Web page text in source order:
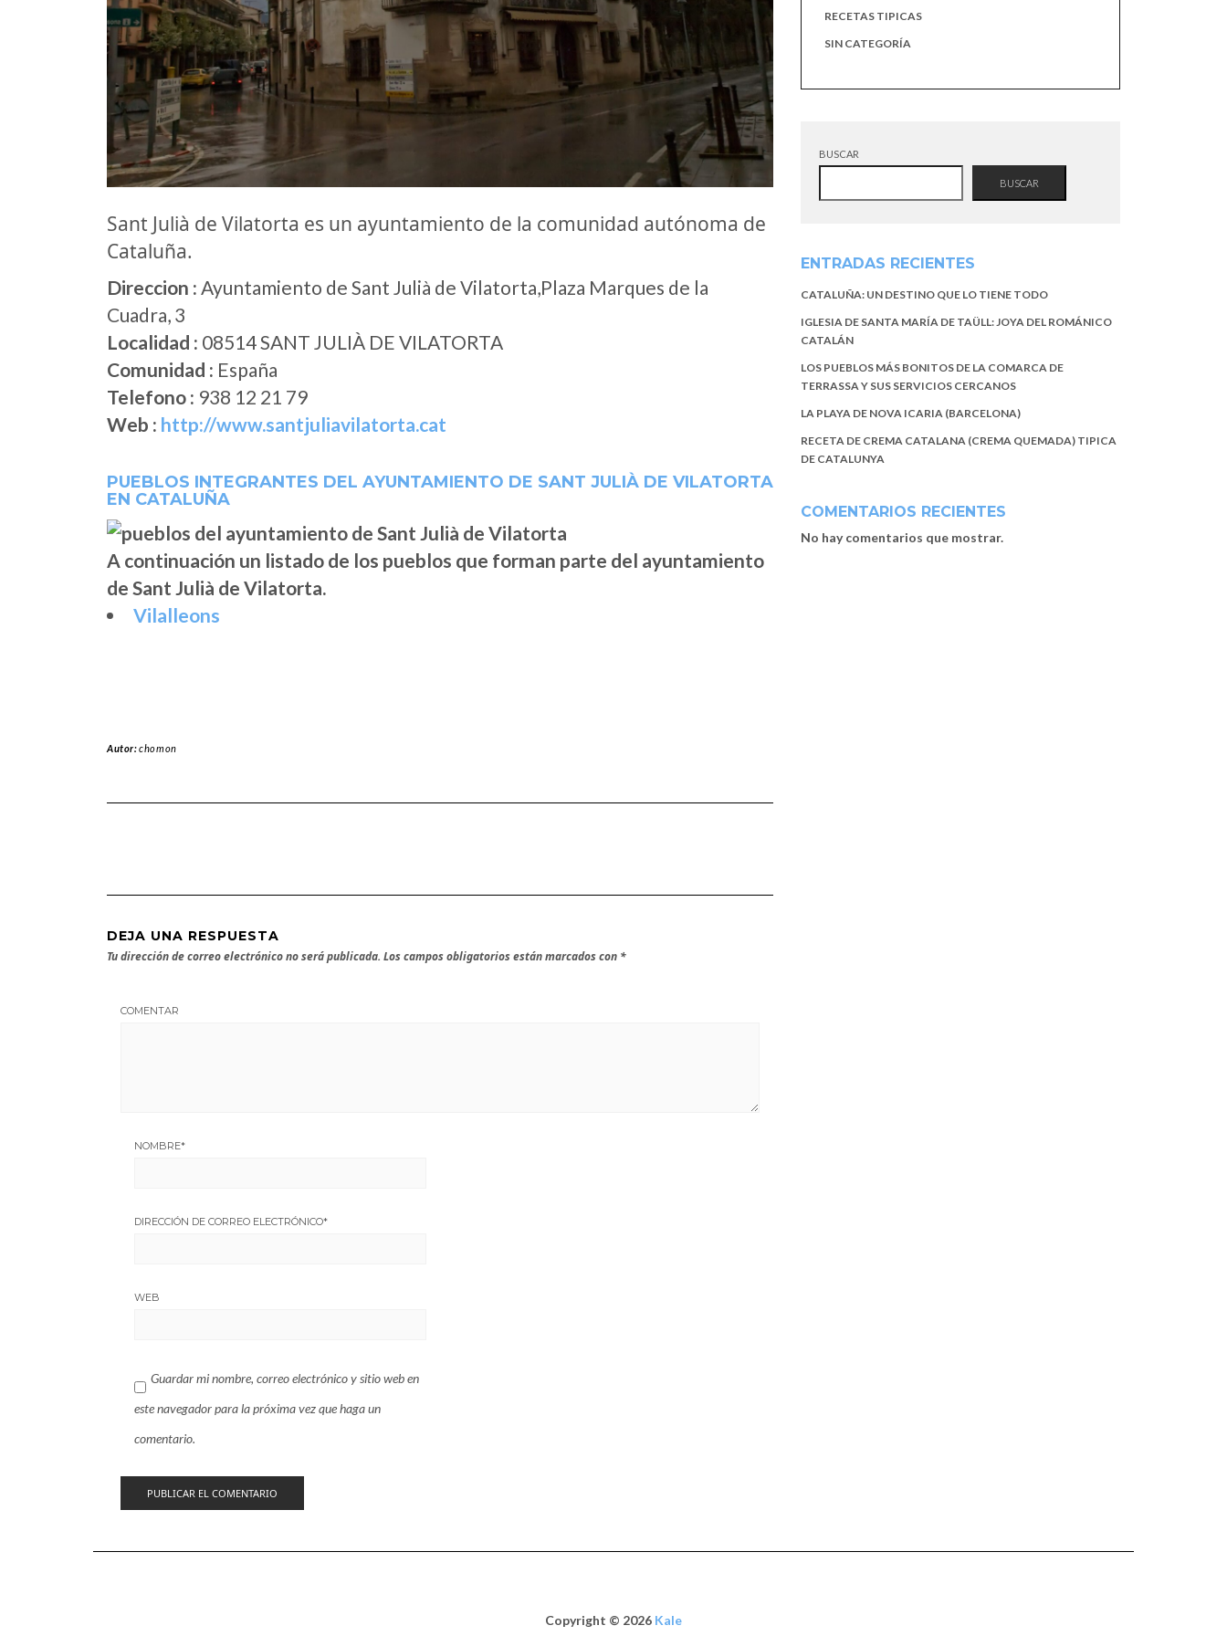
Sant Julià de Vilatorta es un ayuntamiento de la comunidad autónoma de
Cataluña.
Direccion : Ayuntamiento de Sant Julià de Vilatorta,Plaza Marques de la
Cuadra, 3
Localidad : 08514 SANT JULIÀ DE VILATORTA
Comunidad : España
Telefono : 938 12 21 79
Web : http://www.santjuliavilatorta.cat
PUEBLOS INTEGRANTES DEL AYUNTAMIENTO DE SANT JULIÀ DE VILATORTA
EN CATALUÑA
A continuación un listado de los pueblos que forman parte del ayuntamiento
de Sant Julià de Vilatorta.
Vilalleons
Autor:chomon
DEJA UNA RESPUESTA
Tu dirección de correo electrónico no será publicada. Los campos obligatorios están marcados con *
COMENTAR
NOMBRE*
DIRECCIÓN DE CORREO ELECTRÓNICO*
WEB
Guardar mi nombre, correo electrónico y sitio web en
este navegador para la próxima vez que haga un
comentario.
RECETAS TIPICAS
SIN CATEGORÍA
BUSCAR
BUSCAR
ENTRADAS RECIENTES
CATALUÑA: UN DESTINO QUE LO TIENE TODO
IGLESIA DE SANTA MARÍA DE TAÜLL: JOYA DEL ROMÁNICO
CATALÁN
LOS PUEBLOS MÁS BONITOS DE LA COMARCA DE
TERRASSA Y SUS SERVICIOS CERCANOS
LA PLAYA DE NOVA ICARIA (BARCELONA)
RECETA DE CREMA CATALANA (CREMA QUEMADA) TIPICA
DE CATALUNYA
COMENTARIOS RECIENTES
No hay comentarios que mostrar.
Copyright © 2026 Kale